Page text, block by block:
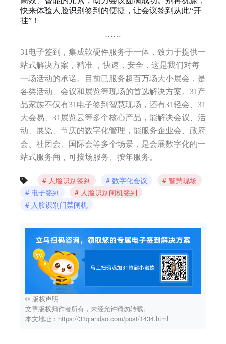
快来体验人脸识别签到的便捷，让会议签到从此“开
挂”！
……
31电子签到，集成软硬件服务于一体，致力于提供一
站式解决方案，精准 ，快速，安全，这是我们对每
一场活动的承诺。目前已服务超百万场大小展会，是
各类活动、会议和展览等现场的首选解决方案。31产
品家族不仅有31电子签到智慧现场，还有31轻会、31
大会易、31展览云等多个核心产品，能解决会议、活
动、展览、节庆的数字化管理，能服务企业会、政府
会、社团会、国际会等多个场景，是会展数字化的一
站式服务商，可按场服务、按年服务。
人脸识别签到 数字化会议
智慧现场
电子签到
人脸识别闸机签到
人脸识别门禁闸机
© 版权声明
文章版权归作者所有，未经允许请勿转载。
本文地址：https://31qiandao.com/post/1434.html